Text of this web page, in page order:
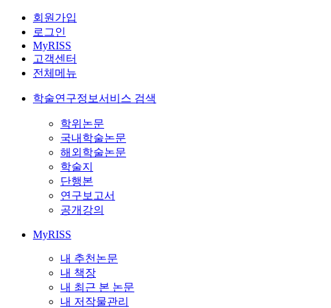
회원가입
로그인
MyRISS
고객센터
전체메뉴
학술연구정보서비스 검색
학위논문
국내학술논문
해외학술논문
학술지
단행본
연구보고서
공개강의
MyRISS
내 추천논문
내 책장
내 최근 본 논문
내 저작물관리